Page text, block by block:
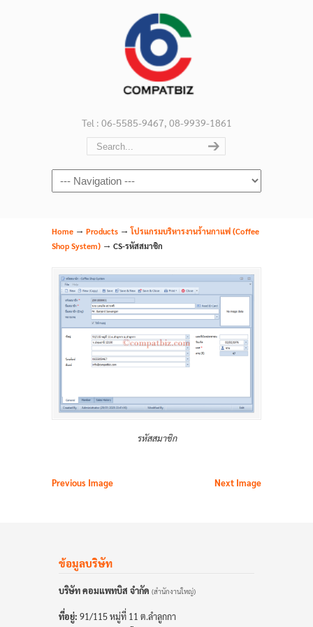
Tel : 06-5585-9467, 08-9939-1861
Navigation
Home → Products →โปรแกรมบริหารงานร้านกาแฟ (Coffee
Shop System) → CS-รหัสสมาชิก
รหัสสมาชิก
Previous Image Next Image
ข้อมูลบริษัท
บริษัท คอมแพทบิส จำกัด (สำนักงานใหญ่)
ที่อยู่: 91/115 หมู่ที่ 11 ต.ลำลูกกา